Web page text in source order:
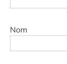
Nom